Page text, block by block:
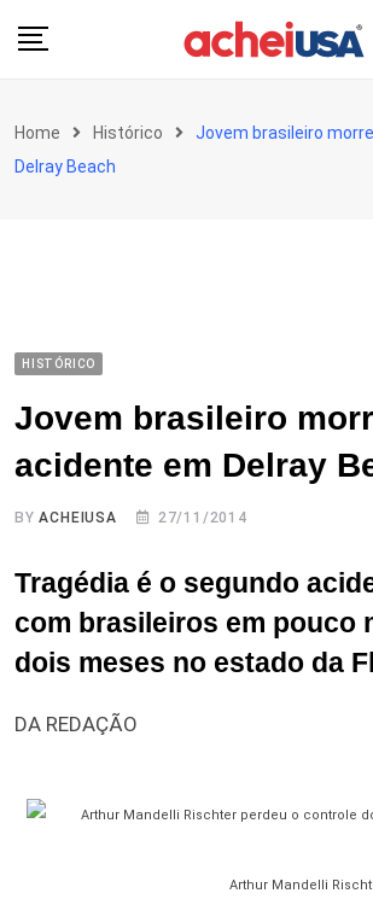
Home Histórico
Jovem brasileiro
Delray Beach
HISTÓRICO
Jovem brasileiro
acidente em Delray
BYACHEIUSA 27/11/2014
Tragédia é o segundo
com brasileiros em pouco
dois meses no estado da
DA REDAÇÃO
Arthur Mandelli